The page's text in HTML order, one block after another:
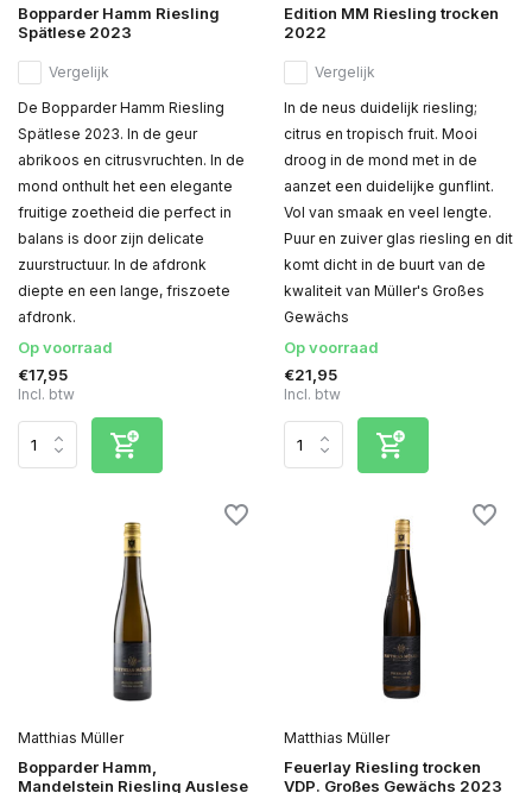
Bopparder Hamm Riesling
Spätlese 2023
Vergelijk
De Bopparder Hamm Riesling
Spätlese 2023. In de geur
abrikoos en citrusvruchten. In de
mond onthult het een elegante
fruitige zoetheid die perfect in
balans is door zijn delicate
zuurstructuur. In de afdronk
diepte en een lange, friszoete
afdronk.
Op voorraad
€17,95
Incl. btw
Edition MM Riesling trocken
2022
Vergelijk
In de neus duidelijk riesling;
citrus en tropisch fruit. Mooi
droog in de mond met in de
aanzet een duidelijke gunflint.
Vol van smaak en veel lengte.
Puur en zuiver glas riesling en dit
komt dicht in de buurt van de
kwaliteit van Müller's Großes
Gewächs
Op voorraad
€21,95
Incl. btw
Matthias Müller
Bopparder Hamm,
Mandelstein Riesling Auslese
Matthias Müller
Feuerlay Riesling trocken
VDP. Großes Gewächs 2023